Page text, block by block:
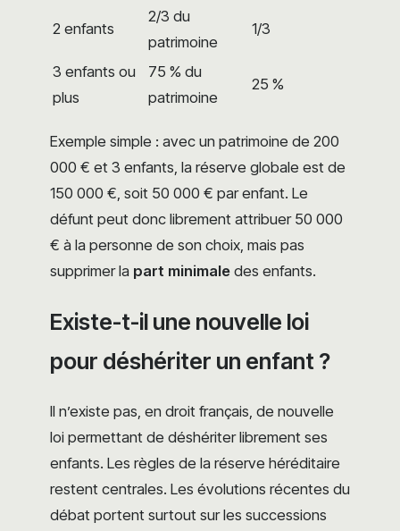
2 enfants
2/3 du
patrimoine
1/3
3 enfants ou
plus
75 % du
patrimoine
25 %
Exemple simple : avec un patrimoine de 200
000 € et 3 enfants, la réserve globale est de
150 000 €, soit 50 000 € par enfant. Le
défunt peut donc librement attribuer 50 000
€ à la personne de son choix, mais pas
supprimer la part minimale des enfants.
Existe-t-il une nouvelle loi
pour déshériter un enfant ?
Il n’existe pas, en droit français, de nouvelle
loi permettant de déshériter librement ses
enfants. Les règles de la réserve héréditaire
restent centrales. Les évolutions récentes du
débat portent surtout sur les successions